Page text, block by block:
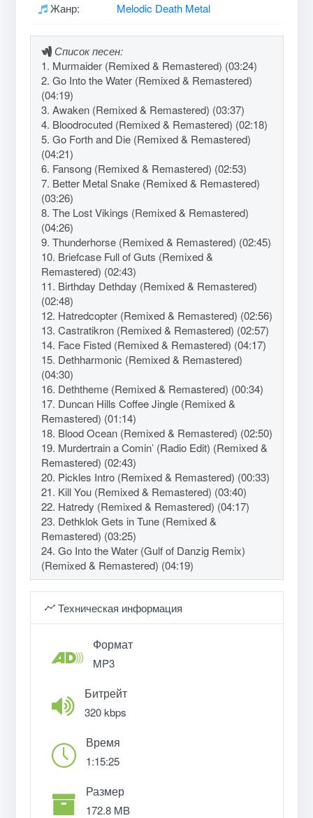
Жанр: Melodic Death Metal
Список песен:
1. Murmaider (Remixed & Remastered) (03:24)
2. Go Into the Water (Remixed & Remastered)
(04:19)
3. Awaken (Remixed & Remastered) (03:37)
4. Bloodrocuted (Remixed & Remastered) (02:18)
5. Go Forth and Die (Remixed & Remastered)
(04:21)
6. Fansong (Remixed & Remastered) (02:53)
7. Better Metal Snake (Remixed & Remastered)
(03:26)
8. The Lost Vikings (Remixed & Remastered)
(04:26)
9. Thunderhorse (Remixed & Remastered) (02:45)
10. Briefcase Full of Guts (Remixed &
Remastered) (02:43)
11. Birthday Dethday (Remixed & Remastered)
(02:48)
12. Hatredcopter (Remixed & Remastered) (02:56)
13. Castratikron (Remixed & Remastered) (02:57)
14. Face Fisted (Remixed & Remastered) (04:17)
15. Dethharmonic (Remixed & Remastered)
(04:30)
16. Deththeme (Remixed & Remastered) (00:34)
17. Duncan Hills Coffee Jingle (Remixed &
Remastered) (01:14)
18. Blood Ocean (Remixed & Remastered) (02:50)
19. Murdertrain a Comin’ (Radio Edit) (Remixed &
Remastered) (02:43)
20. Pickles Intro (Remixed & Remastered) (00:33)
21. Kill You (Remixed & Remastered) (03:40)
22. Hatredy (Remixed & Remastered) (04:17)
23. Dethklok Gets in Tune (Remixed &
Remastered) (03:25)
24. Go Into the Water (Gulf of Danzig Remix)
(Remixed & Remastered) (04:19)
Техническая информация
Формат
MP3
Битрейт
320 kbps
Время
1:15:25
Размер
172.8 MB